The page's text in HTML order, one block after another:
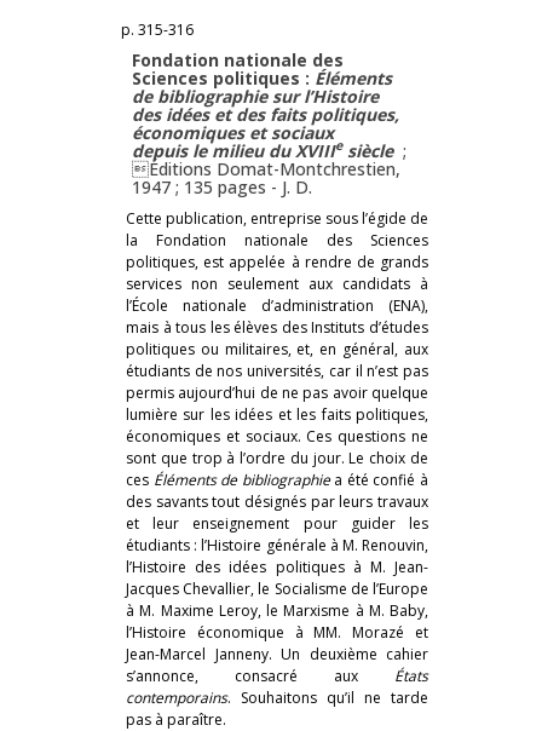
p. 315-316
Fondation nationale des
Sciences politiques : Éléments
de bibliographie sur l’Histoire
des idées et des faits politiques,
économiques et sociaux
depuis le milieu du XVIIIesiècle ;
Éditions Domat-Montchrestien,
1947 ; 135 pages - J. D.
Cette publication, entreprise sous l’égide de
la Fondation nationale des Sciences
politiques, est appelée à rendre de grands
services non seulement aux candidats à
l’École nationale d’administration (ENA),
mais à tous les élèves des Instituts d’études
politiques ou militaires, et, en général, aux
étudiants de nos universités, car il n’est pas
permis aujourd’hui de ne pas avoir quelque
lumière sur les idées et les faits politiques,
économiques et sociaux. Ces questions ne
sont que trop à l’ordre du jour. Le choix de
ces Éléments de bibliographiea été confié à
des savants tout désignés par leurs travaux
et leur enseignement pour guider les
étudiants : l’Histoire générale à M. Renouvin,
l’Histoire des idées politiques à M. Jean-
Jacques Chevallier, le Socialisme de l’Europe
à M. Maxime Leroy, le Marxisme à M. Baby,
l’Histoire économique à MM. Morazé et
Jean-Marcel Janneny. Un deuxième cahier
s’annonce, consacré aux États
contemporains. Souhaitons qu’il ne tarde
pas à paraître.